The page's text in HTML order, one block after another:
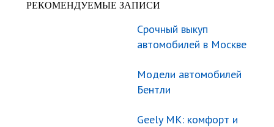
РЕКОМЕНДУЕМЫЕ ЗАПИСИ
Срочный выкуп
автомобилей в Москве
Модели автомобилей
Бентли
Geely МК: комфорт и